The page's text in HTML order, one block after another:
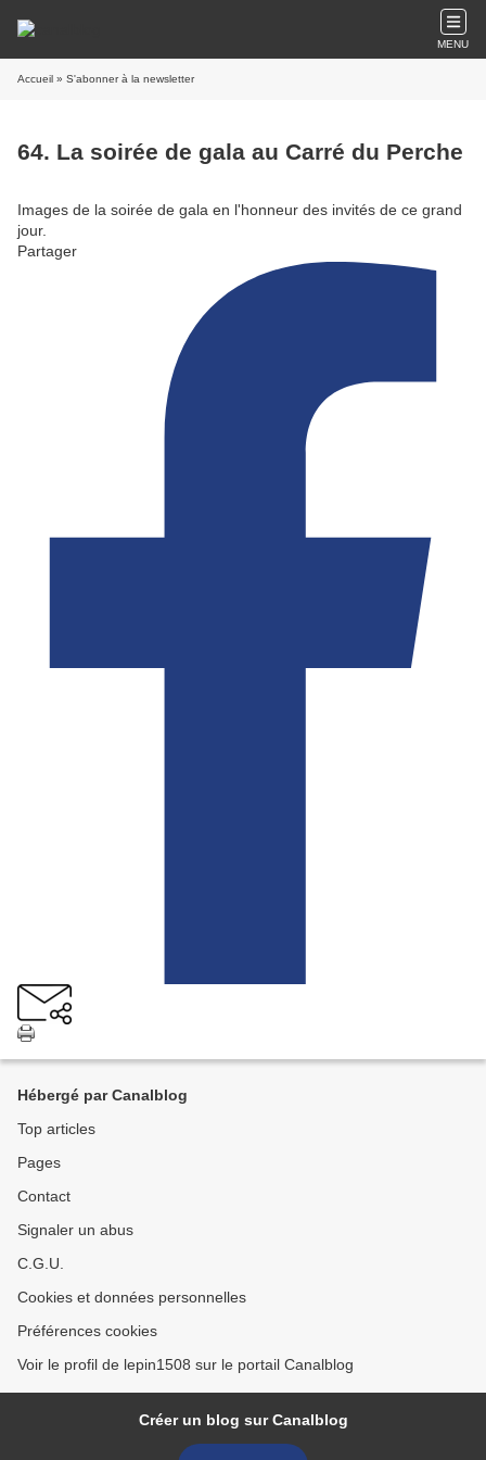
MENU
Accueil » S'abonner à la newsletter
64. La soirée de gala au Carré du Perche
Images de la soirée de gala en l'honneur des invités de ce grand
jour.
Partager
Hébergé par Canalblog
Top articles
Pages
Contact
Signaler un abus
C.G.U.
Cookies et données personnelles
Préférences cookies
Voir le profil de lepin1508 sur le portail Canalblog
Créer un blog sur Canalblog